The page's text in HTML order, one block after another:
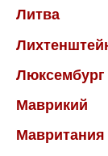
Литва
Люксембург
Маврикий
Мавритания